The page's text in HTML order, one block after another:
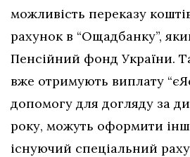
можливість переказу
рахунок в “Ощадбанку”,
Пенсійний фонд України.
вже отримують виплату
допомогу для догляду за
року, можуть оформити
існуючий спеціальний